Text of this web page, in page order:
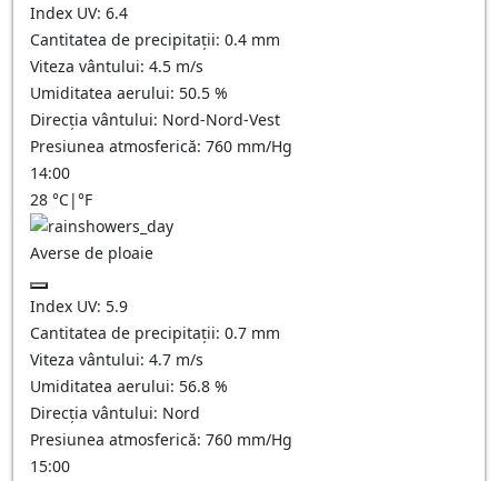
Index UV: 6.4
Cantitatea de precipitații: 0.4 mm
Viteza vântului: 4.5 m/s
Umiditatea aerului: 50.5 %
Direcția vântului: Nord-Nord-Vest
Presiunea atmosferică: 760 mm/Hg
14:00
28 °C|°F
Averse de ploaie
Index UV: 5.9
Cantitatea de precipitații: 0.7 mm
Viteza vântului: 4.7 m/s
Umiditatea aerului: 56.8 %
Direcția vântului: Nord
Presiunea atmosferică: 760 mm/Hg
15:00